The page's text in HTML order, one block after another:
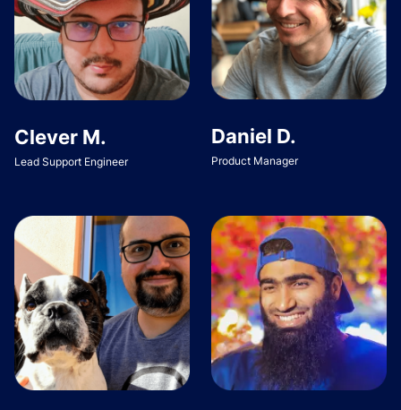
Clever M.
Lead Support Engineer
Daniel D.
Product Manager